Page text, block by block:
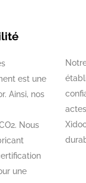
est une
Ainsi, nos
Nous
une